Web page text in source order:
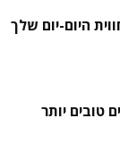
היום-יום שלך
טובים יותר